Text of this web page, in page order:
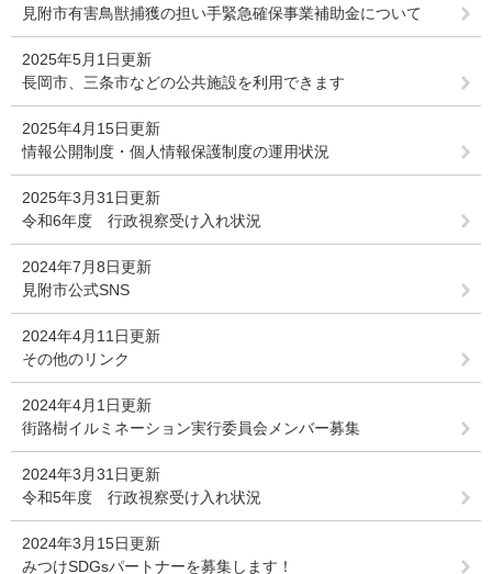
見附市有害鳥獣捕獲の担い手緊急確保事業補助金について
2025年5月1日更新
長岡市、三条市などの公共施設を利用できます
2025年4月15日更新
情報公開制度・個人情報保護制度の運用状況
2025年3月31日更新
令和6年度 行政視察受け入れ状況
2024年7月8日更新
見附市公式SNS
2024年4月11日更新
その他のリンク
2024年4月1日更新
街路樹イルミネーション実行委員会メンバー募集
2024年3月31日更新
令和5年度 行政視察受け入れ状況
2024年3月15日更新
みつけSDGsパートナーを募集します！